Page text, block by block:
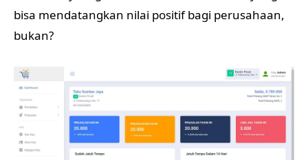
bisa mendatangkan nilai positif bagi perusahaan,
bukan?